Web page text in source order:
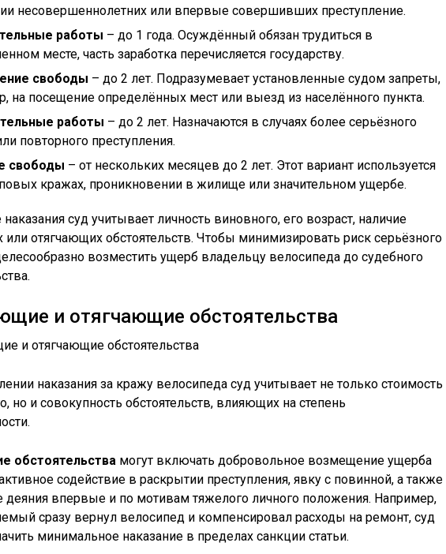
несовершеннолетних или впервые совершивших преступление.
работы – до 1 года. Осуждённый обязан трудиться в
месте, часть заработка перечисляется государству.
свободы – до 2 лет. Подразумевает установленные судом запреты,
на посещение определённых мест или выезд из населённого пункта.
работы – до 2 лет. Назначаются в случаях более серьёзного
повторного преступления.
свободы – от нескольких месяцев до 2 лет. Этот вариант используется
кражах, проникновении в жилище или значительном ущербе.
суд учитывает личность виновного, его возраст, наличие
отягчающих обстоятельств. Чтобы минимизировать риск серьёзного
возместить ущерб владельцу велосипеда до судебного
и отягчающие обстоятельства
наказания за кражу велосипеда суд учитывает не только стоимость
но и совокупность обстоятельств, влияющих на степень
обстоятельства могут включать добровольное возмещение ущерба
содействие в раскрытии преступления, явку с повинной, а также
впервые и по мотивам тяжелого личного положения. Например,
сразу вернул велосипед и компенсировал расходы на ремонт, суд
минимальное наказание в пределах санкции статьи.